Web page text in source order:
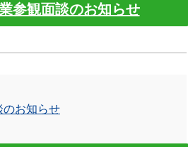
参観面談のお知らせ
のお知らせ